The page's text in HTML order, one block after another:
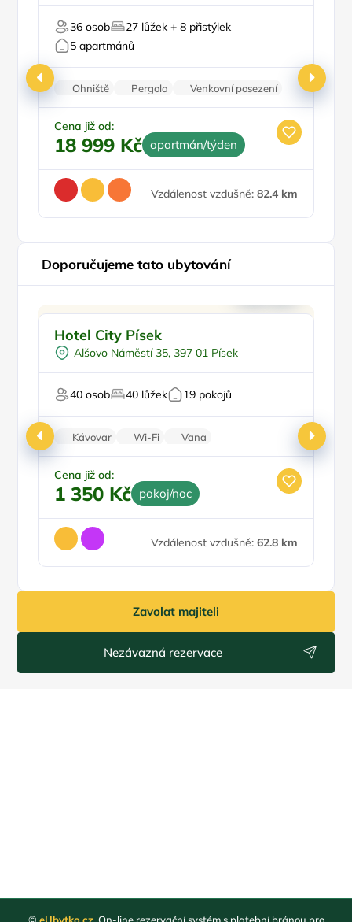
Zvířata povolena
Bezbariérový vstup
36 osob
27 lůžek + 8 přistýlek
5 apartmánů
Ohniště Pergola
Venkovní posezení
Venkovní gril
Zahrada
Cena již od:
18 999 Kč apartmán/týden
Vzdálenost vzdušně: 82.4 km
Doporučujeme tato ubytování
V centru města
Vířivka
Svatby
Oslavy/párty
Hotel City Písek
Alšovo Náměstí 35, 397 01 Písek
40 osob 40 lůžek 19 pokojů
Kávovar Wi-Fi
Vana
Rodinné pokoje
Parkování zdarma
Cena již od:
1 350 Kč pokoj/noc
Vzdálenost vzdušně: 62.8 km
Zavolat majiteli
Nezávazná rezervace